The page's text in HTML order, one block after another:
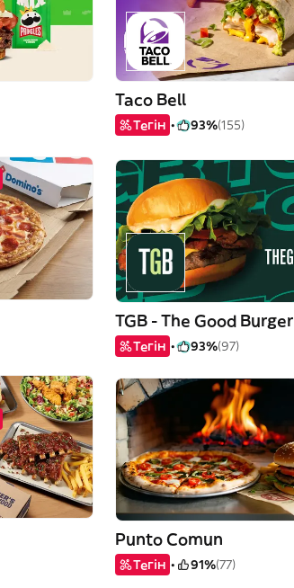
Taco Bell
Тегін 93%(155)
TGB - The Good Burger
Тегін 93%(97)
Punto Comun
Тегін 91%(77)